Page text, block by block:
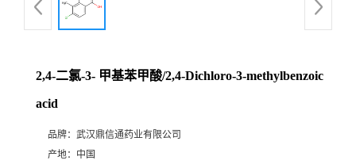
厅
2,4-二氯-3- 甲基苯甲酸/2,4-Dichloro-3-methylbenzoic
acid
品牌： 武汉鼎信通药业有限公司
产地： 中国